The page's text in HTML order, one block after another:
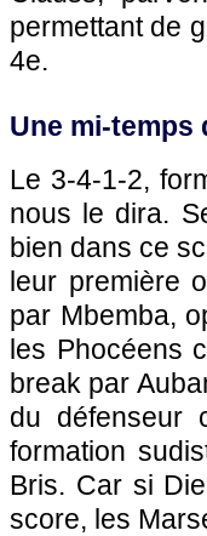
permettant de
4e.
Une mi-temps
Le 3-4-1-2,
nous le dira.
bien dans ce
leur première
par Mbemba,
les Phocéens
break par
du défenseur
formation
Bris. Car si
score, les